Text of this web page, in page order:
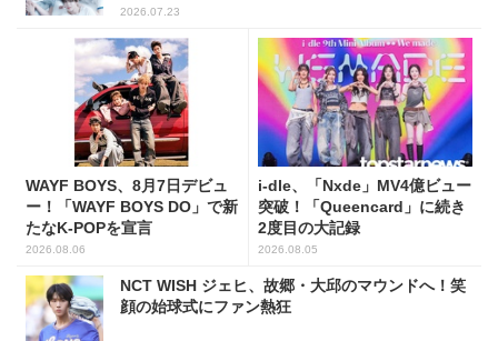
2026.07.23
WAYF BOYS、8月7日デビュ
ー！「WAYF BOYS DO」で新
たなK-POPを宣言
2026.08.06
i-dle、「Nxde」MV4億ビュー
突破！「Queencard」に続き
2度目の大記録
2026.08.05
NCT WISH ジェヒ、故郷・大邱のマウンドへ！笑
顔の始球式にファン熱狂